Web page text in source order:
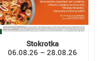
Stokrotka
06.08.26 – 28.08.26